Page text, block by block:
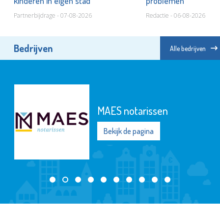
Partnerbijdrage - 07-08-2026 Redactie - 06-08-2026
Bedrijven Alle bedrijven
MAES notarissen
Bekijk de pagina